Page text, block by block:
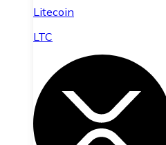
Litecoin
LTC